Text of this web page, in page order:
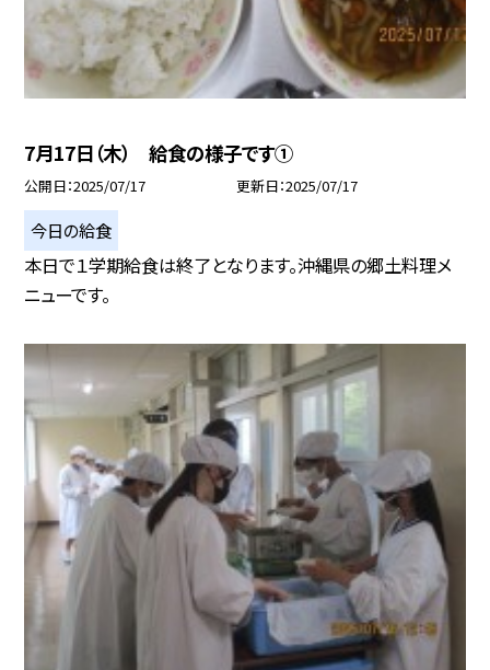
7月17日（木） 給食の様子です①
公開日 2025/07/17 更新日 2025/07/17
今日の給食
本日で１学期給食は終了となります。沖縄県の郷土料理メ
ニューです。